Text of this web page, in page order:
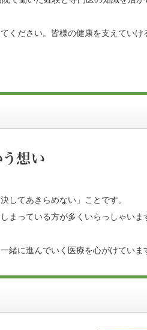
ください。皆様の健康を支えていけ
してあきらめない」ことです。
まっている方が多くいらっしゃいま
緒に進んでいく医療を心がけていま